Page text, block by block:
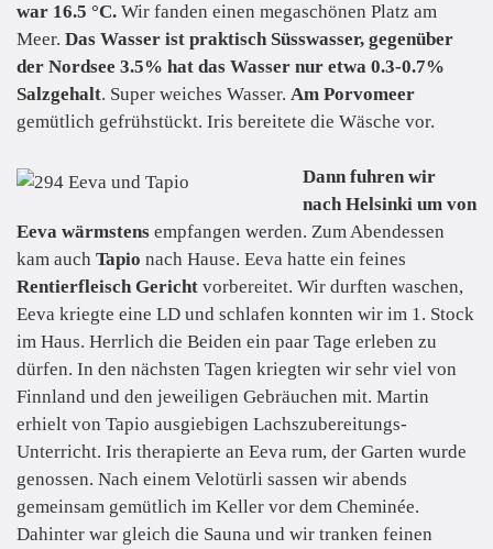
war 16.5 °C. Wir fanden einen megaschönen Platz am
Meer. Das Wasser ist praktisch Süsswasser, gegenüber
der Nordsee 3.5% hat das Wasser nur etwa 0.3-0.7%
Salzgehalt. Super weiches Wasser. Am Porvomeer
gemütlich gefrühstückt. Iris bereitete die Wäsche vor.
Dann fuhren wir
nach Helsinki um von
Eeva wärmstens empfangen werden. Zum Abendessen
kam auch Tapio nach Hause. Eeva hatte ein feines
Rentierfleisch Gericht vorbereitet. Wir durften waschen,
Eeva kriegte eine LD und schlafen konnten wir im 1. Stock
im Haus. Herrlich die Beiden ein paar Tage erleben zu
dürfen. In den nächsten Tagen kriegten wir sehr viel von
Finnland und den jeweiligen Gebräuchen mit. Martin
erhielt von Tapio ausgiebigen Lachszubereitungs-
Unterricht. Iris therapierte an Eeva rum, der Garten wurde
genossen. Nach einem Velotürli sassen wir abends
gemeinsam gemütlich im Keller vor dem Cheminée.
Dahinter war gleich die Sauna und wir tranken feinen